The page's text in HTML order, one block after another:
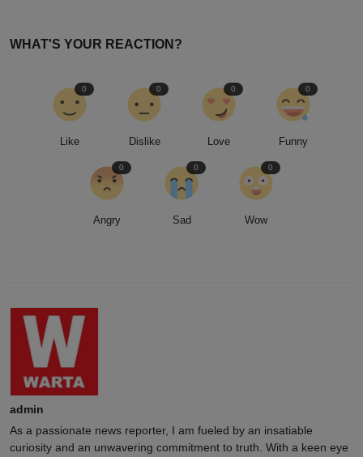
WHAT'S YOUR REACTION?
Like
0
Dislike
0
Love
0
Funny
0
Angry
0
Sad
0
Wow
0
admin
As a passionate news reporter, I am fueled by an insatiable
curiosity and an unwavering commitment to truth. With a keen eye